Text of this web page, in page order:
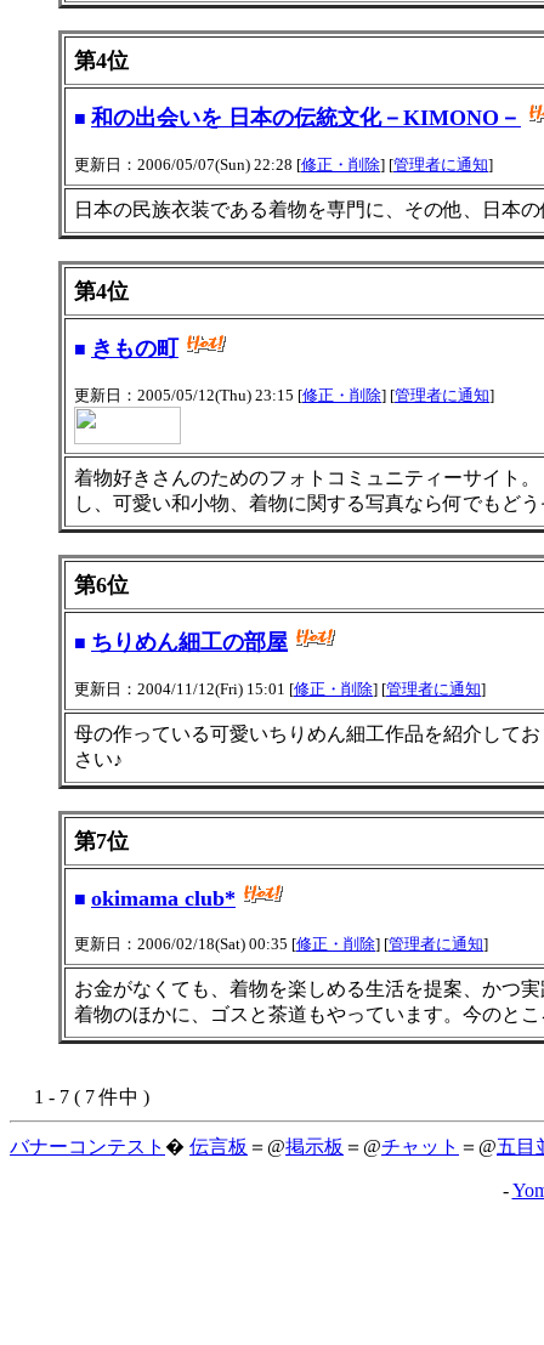
第4位
■ 和の出会いを 日本の伝統文化－KIMONO－
更新日：2006/05/07(Sun) 22:28 [修正・削除] [管理者に通知]
日本の民族衣装である着物を専門に、その他、日本
第4位
■ きもの町
更新日：2005/05/12(Thu) 23:15 [修正・削除] [管理者に通知]
着物好きさんのためのフォトコミュニティーサイト
し、可愛い和小物、着物に関する写真なら何でもど
第6位
■ ちりめん細工の部屋
更新日：2004/11/12(Fri) 15:01 [修正・削除] [管理者に通知]
母の作っている可愛いちりめん細工作品を紹介して
さい♪
第7位
■ okimama club*
更新日：2006/02/18(Sat) 00:35 [修正・削除] [管理者に通知]
お金がなくても、着物を楽しめる生活を提案、かつ
着物のほかに、ゴスと茶道もやっています。今のと
1 - 7 ( 7 件中 )
バナーコンテスト � 伝言板 ＝@掲示板 ＝@チャット ＝@五目
-